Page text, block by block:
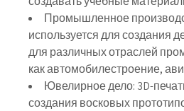
Промышленное
используется для создания
для различных отраслей
как автомобилестроение,
Ювелирное дело: 3D-
создания восковых